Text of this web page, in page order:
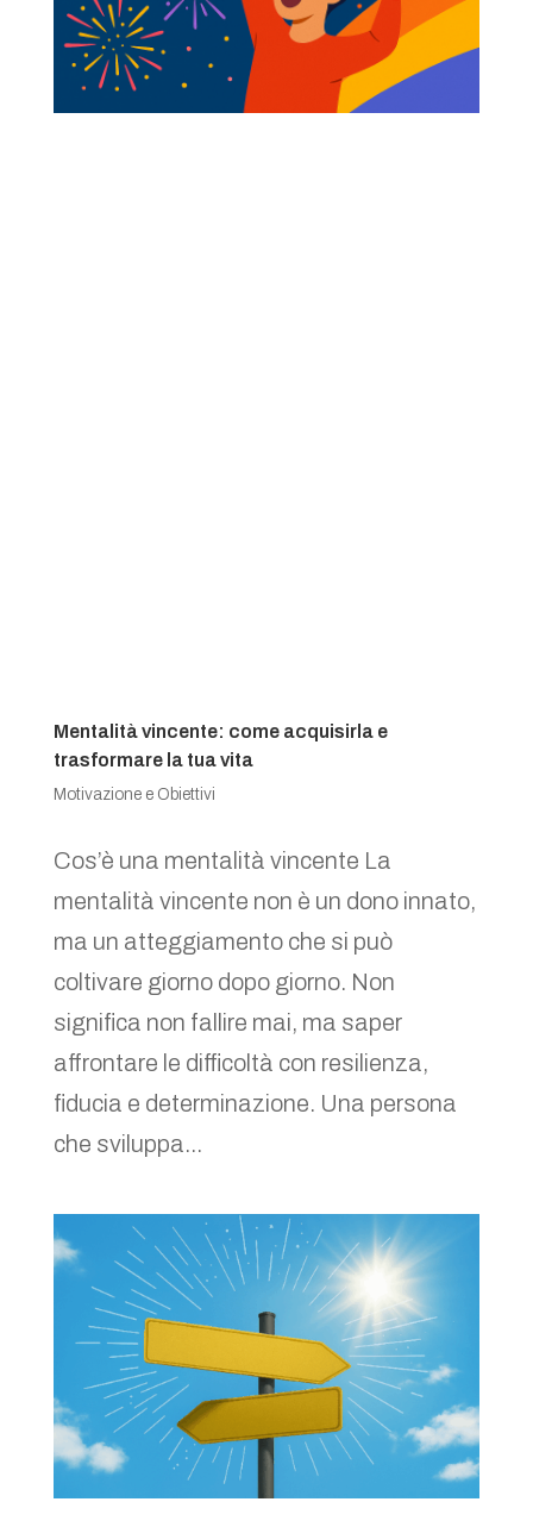
Mentalità vincente: come acquisirla e
trasformare la tua vita
Motivazione e Obiettivi
Cos’è una mentalità vincente La
mentalità vincente non è un dono innato,
ma un atteggiamento che si può
coltivare giorno dopo giorno. Non
significa non fallire mai, ma saper
affrontare le difficoltà con resilienza,
fiducia e determinazione. Una persona
che sviluppa...